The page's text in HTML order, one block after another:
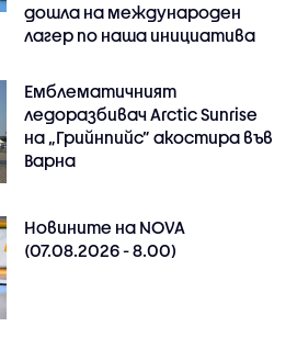
дошла на международен
лагер по наша инициатива
Емблематичният
ледоразбивач Arctic Sunrise
на „Грийнпийс” акостира във
Варна
Новините на NOVA
(07.08.2026 - 8.00)